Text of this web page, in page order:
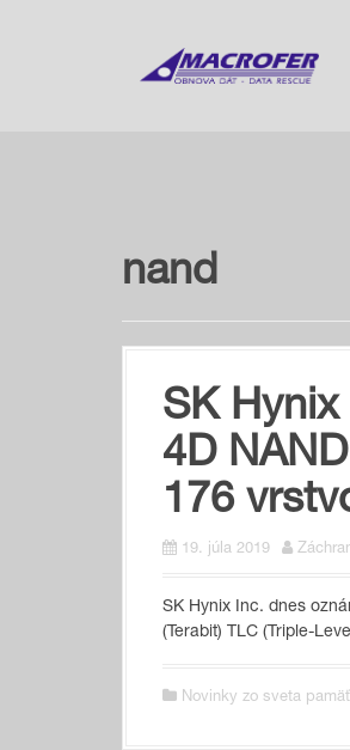
nand
SK
4D
176
19. júla 2019
SK Hynix Inc. dnes
(Terabit) TLC (Triple-
Novinky zo sveta